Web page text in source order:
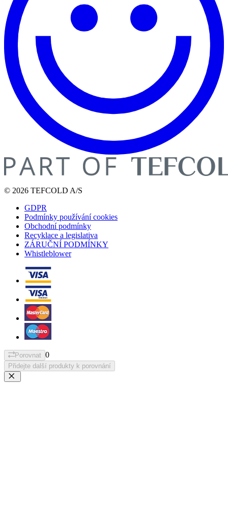
© 2026 TEFCOLD A/S
GDPR
Podmínky používání cookies
Obchodní podmínky
Recyklace a legislativa
ZÁRUČNÍ PODMÍNKY
Whistleblower
Porovnat 0
Přidejte další produkty k porovnání